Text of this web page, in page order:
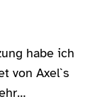
habe ich
von Axel`s